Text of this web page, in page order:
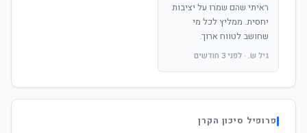
ראיתי שהם שמרו על יציבות
יחסית. ממליץ לכל מי
שחושב לטווח ארוך.
גיל ש. · לפני 3 חודשים
פרופיל סיכון הקרן